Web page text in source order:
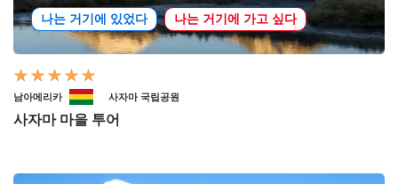
나는 거기에 있었다 나는 거기에 가고 싶다
남아메리카 사자마 국립공원
사자마 마을 투어